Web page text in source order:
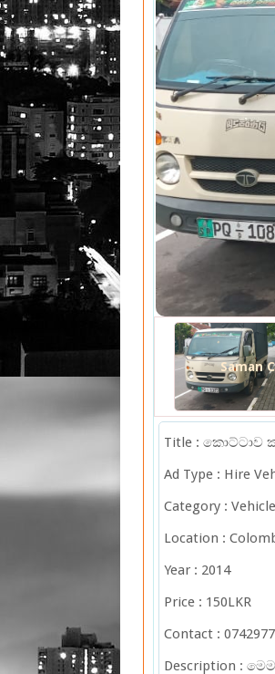
Saman
Title : කොට්ටාව
Ad Type : Hire
Category :
Location :
Year : 2014
Price : 150LKR
Contact :
Description :